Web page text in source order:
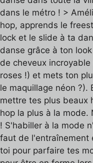
dans le métro ! >
hop, apprends le
lock et le slide à ta
danse grâce à ton
de cheveux
roses !) et mets ton
le maquillage néon ?).
mettre tes plus beaux
hop la plus à la
! S'habiller à la mode
faut de l'entraînement
toi pour parfaire tes